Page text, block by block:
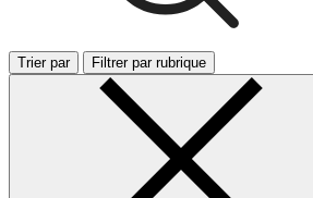
Trier par Filtrer par rubrique